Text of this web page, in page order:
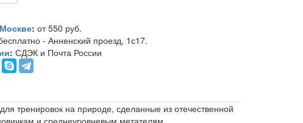
: от 550 руб.
- Анненский проезд, 1с17.
: СДЭК и Почта России
тренировок на природе, сделанные из отечественной
и среднеуровневым метателям.